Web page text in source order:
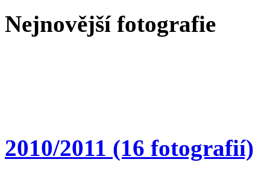
Nejnovější fotografie
2010/2011 (16 fotografií)